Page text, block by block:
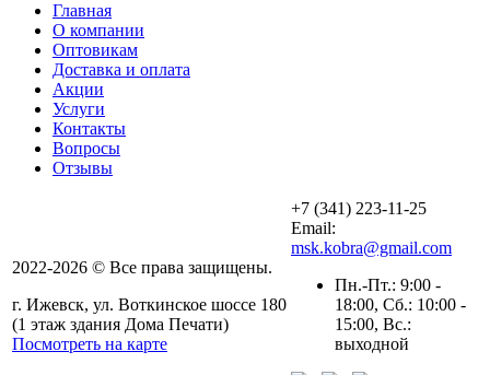
Главная
О компании
Оптовикам
Доставка и оплата
Акции
Услуги
Контакты
Вопросы
Отзывы
2022-2026 © Все права защищены.
г. Ижевск, ул. Воткинское шоссе 180
(1 этаж здания Дома Печати)
Посмотреть на карте
+7 (341) 223-11-25
Email:
msk.kobra@gmail.com
Пн.-Пт.: 9:00 -
18:00, Сб.: 10:00 -
15:00, Вс.:
выходной